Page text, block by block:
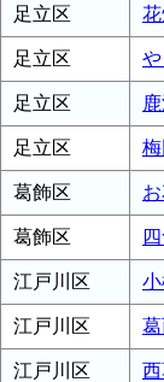
足立区
足立区
足立区
足立区
葛飾区
葛飾区
江戸川区
江戸川区
江戸川区